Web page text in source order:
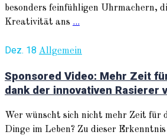
besonders feinfühligen Uhrmachern,
Kreativität ans ...
Dez. 18 Allgemein
Sponsored Video: Mehr Zeit
dank der innovativen Rasierer
Wer wünscht sich nicht mehr Zeit für
Dinge im Leben? Zu dieser